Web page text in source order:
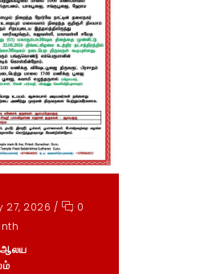
27, 2026 /
0
ஆலய